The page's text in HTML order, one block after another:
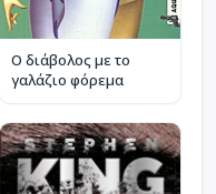
Ο διάβολος με το
γαλάζιο φόρεμα